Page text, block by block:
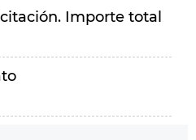
Importe total